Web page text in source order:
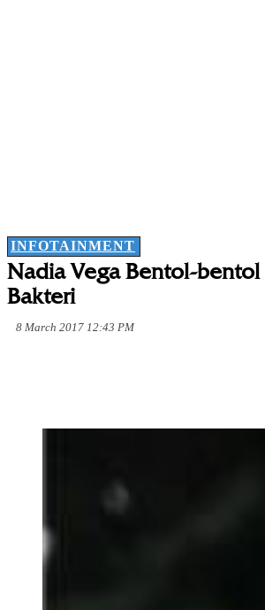
INFOTAINMENT
Nadia Vega Bentol-bentol
Bakteri
8 March 2017 12:43 PM